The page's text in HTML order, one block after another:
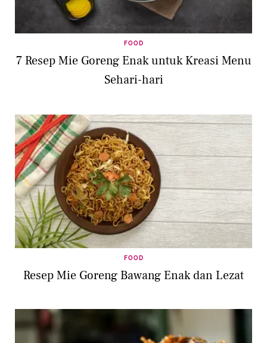
FOOD
7 Resep Mie Goreng Enak untuk Kreasi Menu
Sehari-hari
FOOD
Resep Mie Goreng Bawang Enak dan Lezat